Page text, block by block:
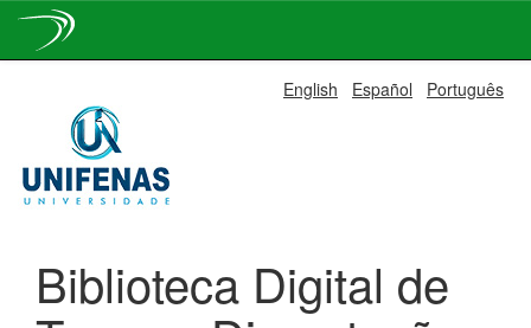
navigation
English Español Português
Biblioteca Digital de